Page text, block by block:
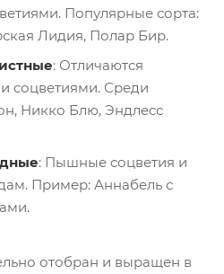
Популярные сорта:
Лидия, Полар Бир.
: Отличаются
соцветиями. Среди
Никко Блю, Эндлесс
: Пышные соцветия и
Пример: Аннабель с
отобран и выращен в